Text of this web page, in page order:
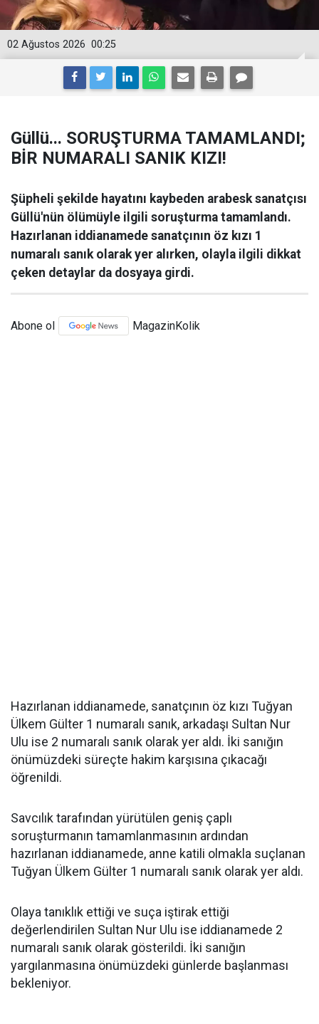
00:25
02 Ağustos 2026
Güllü... SORUŞTURMA TAMAMLANDI;
BİR NUMARALI SANIK KIZI!
Şüpheli şekilde hayatını kaybeden arabesk sanatçısı
Güllü'nün ölümüyle ilgili soruşturma tamamlandı.
Hazırlanan iddianamede sanatçının öz kızı 1
numaralı sanık olarak yer alırken, olayla ilgili dikkat
çeken detaylar da dosyaya girdi.
Abone ol MagazinKolik
Hazırlanan iddianamede, sanatçının öz kızı Tuğyan
Ülkem Gülter 1 numaralı sanık, arkadaşı Sultan Nur
Ulu ise 2 numaralı sanık olarak yer aldı. İki sanığın
önümüzdeki süreçte hakim karşısına çıkacağı
öğrenildi.
Savcılık tarafından yürütülen geniş çaplı
soruşturmanın tamamlanmasının ardından
hazırlanan iddianamede, anne katili olmakla suçlanan
Tuğyan Ülkem Gülter 1 numaralı sanık olarak yer aldı.
Olaya tanıklık ettiği ve suça iştirak ettiği
değerlendirilen Sultan Nur Ulu ise iddianamede 2
numaralı sanık olarak gösterildi. İki sanığın
yargılanmasına önümüzdeki günlerde başlanması
bekleniyor.